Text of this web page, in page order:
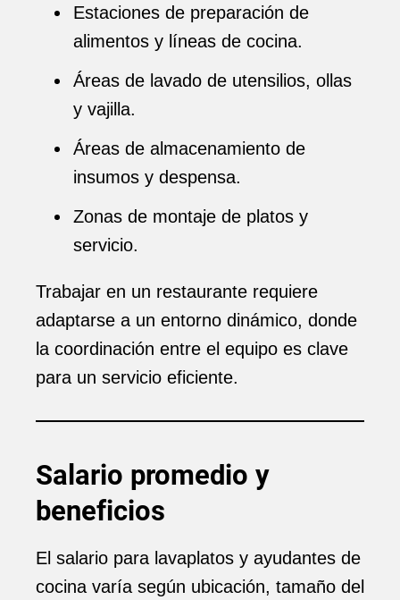
Estaciones de preparación de
alimentos y líneas de cocina.
Áreas de lavado de utensilios, ollas
y vajilla.
Áreas de almacenamiento de
insumos y despensa.
Zonas de montaje de platos y
servicio.
Trabajar en un restaurante requiere
adaptarse a un entorno dinámico, donde
la coordinación entre el equipo es clave
para un servicio eficiente.
Salario promedio y
beneficios
El salario para lavaplatos y ayudantes de
cocina varía según ubicación, tamaño del